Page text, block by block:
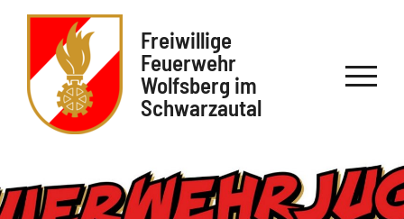
Freiwillige
Feuerwehr
Wolfsberg im
Schwarzautal